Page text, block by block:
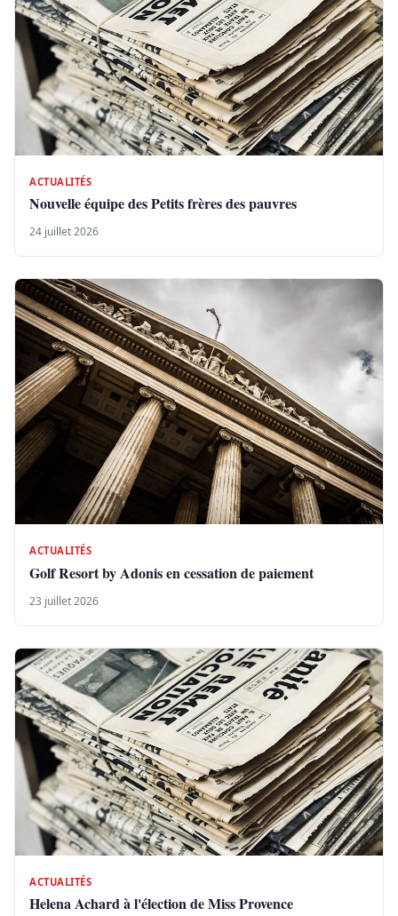
ACTUALITÉS
Nouvelle équipe des Petits frères des pauvres
24 juillet 2026
ACTUALITÉS
Golf Resort by Adonis en cessation de paiement
23 juillet 2026
ACTUALITÉS
Helena Achard à l'élection de Miss Provence